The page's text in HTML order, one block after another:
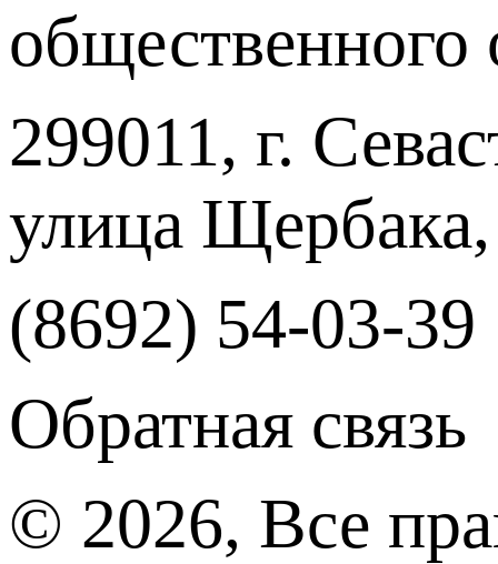
299011, г.
улица
(8692) 54-03-39
Обратная связь
© 2026, Все